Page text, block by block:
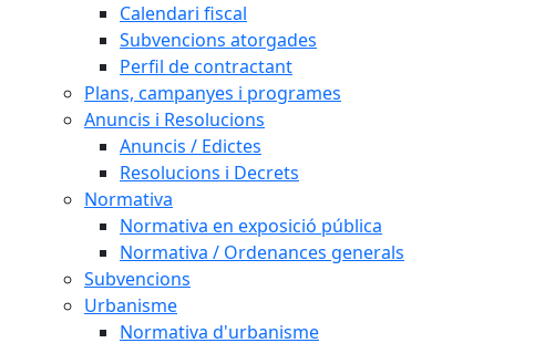
Calendari fiscal
Subvencions atorgades
Perfil de contractant
Plans, campanyes i programes
Anuncis i Resolucions
Anuncis / Edictes
Resolucions i Decrets
Normativa
Normativa en exposició pública
Normativa / Ordenances generals
Subvencions
Urbanisme
Normativa d'urbanisme